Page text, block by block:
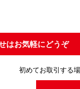
はお気軽にどうぞ
初めてお取引する